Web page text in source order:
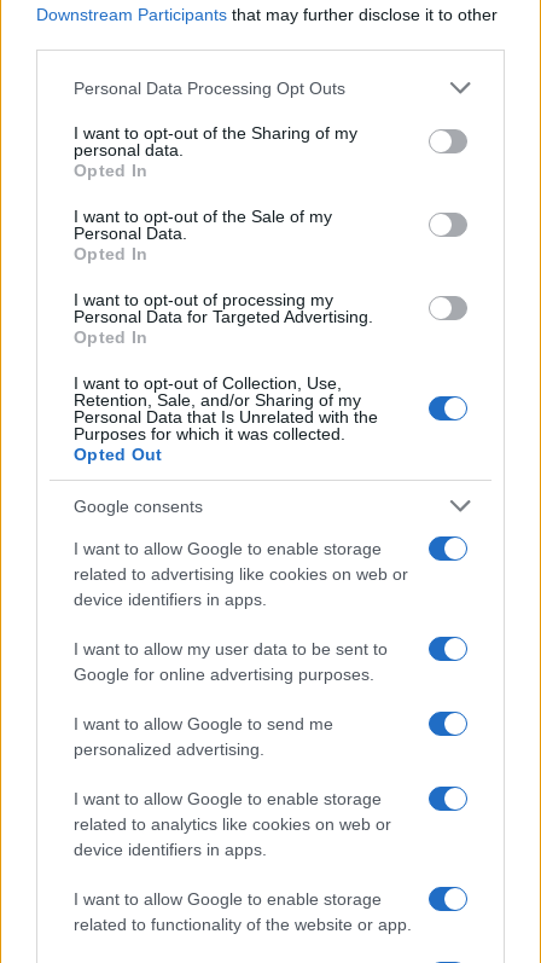
Downstream Participants that may further disclose it to other
Please note that this website/app uses one or more Google
not limited to your visit or usage behaviour. You may click to
grant or deny consent to Google and its third-party tags to
use your data for below specified purposes in below Google
consent section.
Personal Data Processing Opt Outs
I want to opt-out of the Sharing of my
personal data.
Opted In
I want to opt-out of the Sale of my
Personal Data.
Opted In
I want to opt-out of processing my
Personal Data for Targeted Advertising.
Opted In
I want to opt-out of Collection, Use,
Retention, Sale, and/or Sharing of my
Personal Data that Is Unrelated with the
Purposes for which it was collected.
Opted Out
Google consents
I want to allow Google to enable storage
related to advertising like cookies on web or
device identifiers in apps.
I want to allow my user data to be sent to
Google for online advertising purposes.
I want to allow Google to send me
personalized advertising.
I want to allow Google to enable storage
related to analytics like cookies on web or
device identifiers in apps.
I want to allow Google to enable storage
related to functionality of the website or app.
protagonisti
Test tunnel Olbia: rampe chiuse ancora fino a
amate dell’estate 2026
NECROLOGIE
Mario Malu
Paolo Pinna
Martina Agostina Diturco